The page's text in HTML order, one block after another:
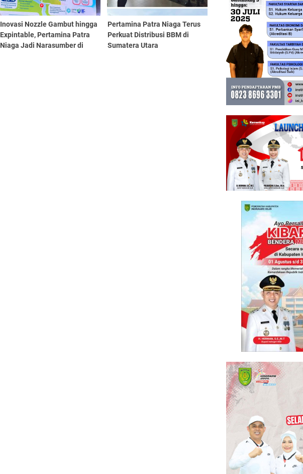
Inovasi Nozzle Gambut hingga
Expintable, Pertamina Patra
Niaga Jadi Narasumber di
Pertamina Patra Niaga Terus
Perkuat Distribusi BBM di
Sumatera Utara